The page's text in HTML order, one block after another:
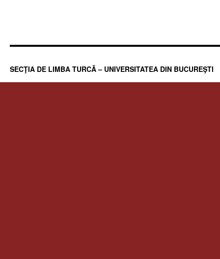
SECŢIA DE LIMBA TURCĂ – UNIVERSITATEA DIN BUCUREŞTI